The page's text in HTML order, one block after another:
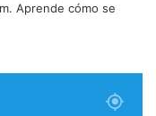
Aprende cómo se